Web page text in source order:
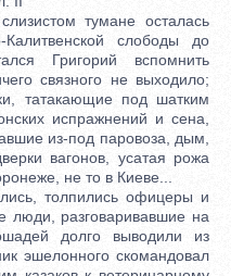
тумане осталась
слободы до
Григорий вспомнить
связного не выходило;
татакающие под шатким
испражнений и сена,
из-под паровоза, дым,
вагонов, усатая рожа
не то в Киеве...
толпились офицеры и
люди, разговаривавшие на
долго выводили из
эшелонного скомандовал